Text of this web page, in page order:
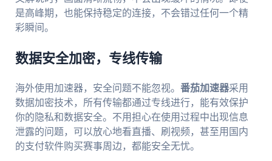
是高峰期，也能保持稳定的连接，不会错过任何一个精
彩瞬间。
数据安全加密，专线传输
海外使用加速器，安全问题不能忽视。 番茄加速器采用
数据加密技术，所有传输都通过专线进行，能有效保护
你的隐私和数据安全。不用担心在使用过程中出现信息
泄露的问题，可以放心地看直播、刷视频，甚至用国内
的支付软件购买赛事周边，都能安全无忧。